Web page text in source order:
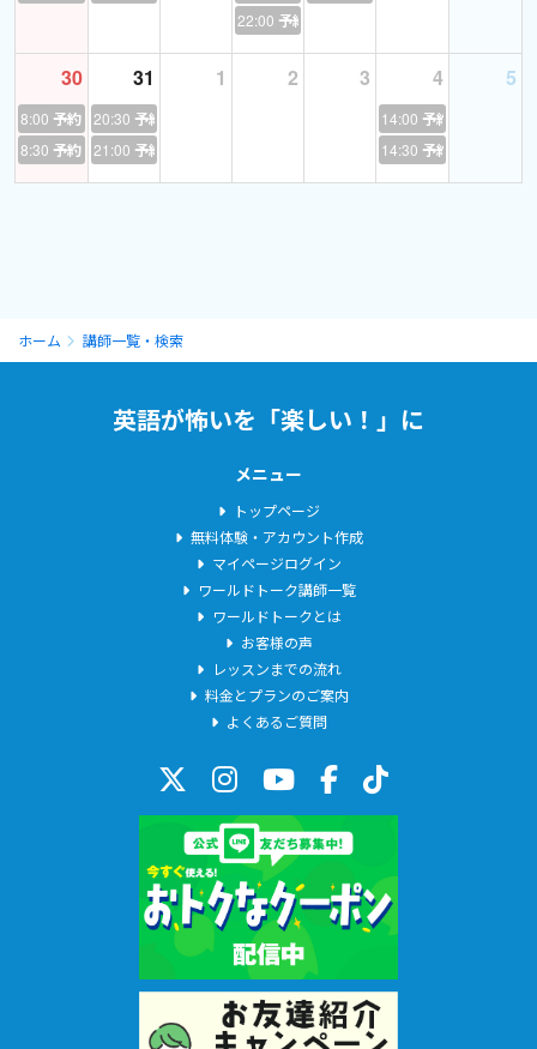
★キクタンTOEIC 500／600／800／990
★金のフレーズ／銀のフレーズ／金のセンテンス
★TOEIC R&L 文法問題でる1000
4）学習相談
たいていの学習者と同じように海外経験のない私が、あなたの
海外経験が乏しいため、旅行英会話やスラングなども得手ではあ
●J-SHINE 小学校英語指導者+（プラス）資格
★中高生対象の塾講師や、大学受験向けの添削指導の経験があり
★英会話学校の教材作成に携わった経験があります。
★他社で、英語コーチング業務も行っています。
【対応できないレッスン】
●キッズレッスン
小学生以下のお子様へのレッスンや、歌などを使ったレッス
●ビジネス英語・翻訳
【お願いしたいこと】
最初のレッスンでは、生徒さまの学習状況などを把握するため
22:00 予約あり
30
8:00 予約あり
8:30 予約あり
31
20:30 予約あり
21:00 予約あり
1 2 3 4
14:00 予約あり
14:30 予約あり
5
ホーム 講師一覧・検索
英語が怖いを「楽しい！」に
メニュー
トップページ
無料体験・アカウント作成
マイページログイン
ワールドトーク講師一覧
ワールドトークとは
お客様の声
レッスンまでの流れ
料金とプランのご案内
よくあるご質問